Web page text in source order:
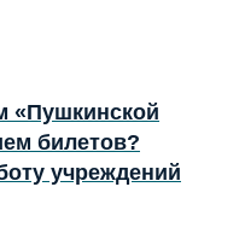
«Пушкинской
билетов?
учреждений